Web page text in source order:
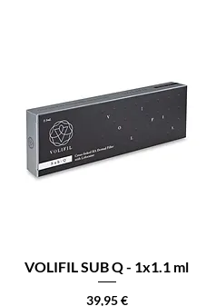
VOLIFIL SUB Q - 1x1.1 ml
Precio
39,95 €